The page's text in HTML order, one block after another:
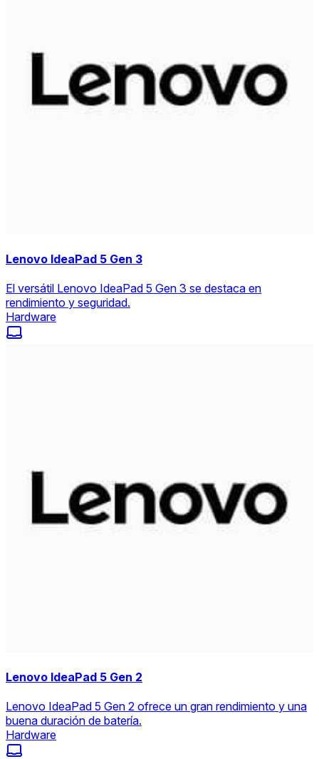
Lenovo IdeaPad 5 Gen 3
El versátil Lenovo IdeaPad 5 Gen 3 se destaca en
rendimiento y seguridad.
Hardware
Lenovo IdeaPad 5 Gen 2
Lenovo IdeaPad 5 Gen 2 ofrece un gran rendimiento y una
buena duración de batería.
Hardware